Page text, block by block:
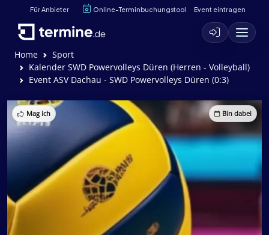
Für Anbieter Online-Terminbuchungstool Event eintragen
Home
Sport
Kalender SWD Powervolleys Düren (Herren - Volleyball)
Event ASV Dachau - SWD Powervolleys Düren (0:3)
Mag ich Bin dabei